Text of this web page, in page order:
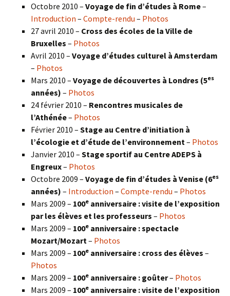
Octobre 2010 – Voyage de fin d’études à Rome–
Introduction – Compte-rendu – Photos
27 avril 2010 – Cross des écoles de la Ville de
Bruxelles – Photos
Avril 2010 – Voyage d’études culturel à Amsterdam
– Photos
Mars 2010 – Voyage de découvertes à Londres (5es
années) – Photos
24 février 2010 – Rencontres musicales de
l’Athénée– Photos
Février 2010 – Stage au Centre d’initiation à
l’écologie et d’étude de l’environnement– Photos
Janvier 2010 – Stage sportif au Centre ADEPS à
Engreux– Photos
Octobre 2009 – Voyage de fin d’études à Venise (6es
années) – Introduction – Compte-rendu – Photos
Mars 2009 – 100e anniversaire : visite de l’exposition
par les élèves et les professeurs – Photos
Mars 2009 – 100e anniversaire : spectacle
Mozart/Mozart– Photos
Mars 2009 – 100e anniversaire : cross des élèves –
Photos
Mars 2009 – 100e anniversaire : goûter– Photos
Mars 2009 – 100e anniversaire : visite de l’exposition